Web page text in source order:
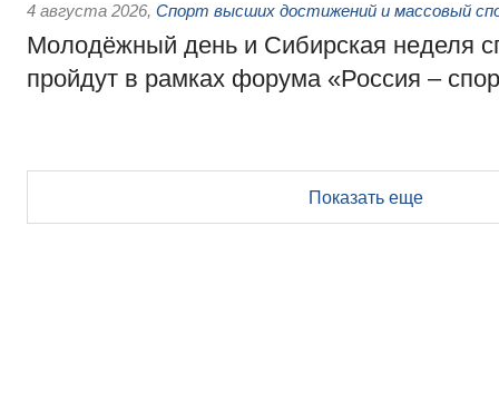
4 августа 2026, Спорт высших достижений и массовый
Молодёжный день и Сибирская неделя
пройдут в рамках форума «Россия –
Показать еще